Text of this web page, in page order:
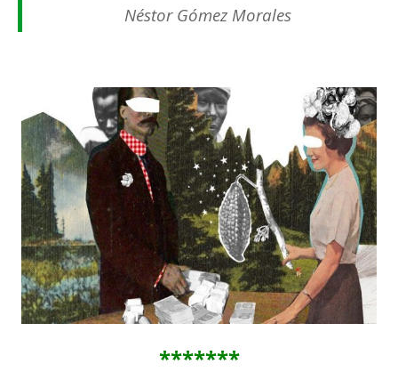
Néstor Gómez Morales
*******